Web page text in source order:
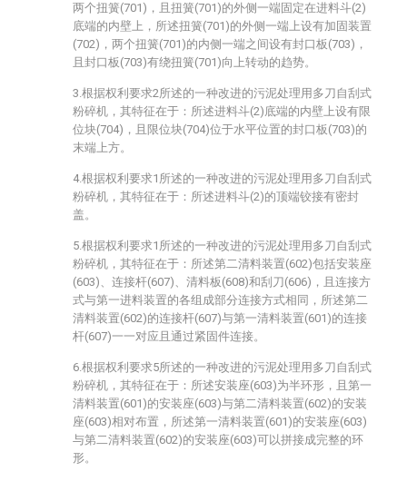
两个扭簧(701)，且扭簧(701)的外侧一端固定在进料斗(2)
底端的内壁上，所述扭簧(701)的外侧一端上设有加固装置
(702)，两个扭簧(701)的内侧一端之间设有封口板(703)，
且封口板(703)有绕扭簧(701)向上转动的趋势。
3.根据权利要求2所述的一种改进的污泥处理用多刀自刮式
粉碎机，其特征在于：所述进料斗(2)底端的内壁上设有限
位块(704)，且限位块(704)位于水平位置的封口板(703)的
末端上方。
4.根据权利要求1所述的一种改进的污泥处理用多刀自刮式
粉碎机，其特征在于：所述进料斗(2)的顶端铰接有密封
盖。
5.根据权利要求1所述的一种改进的污泥处理用多刀自刮式
粉碎机，其特征在于：所述第二清料装置(602)包括安装座
(603)、连接杆(607)、清料板(608)和刮刀(606)，且连接方
式与第一进料装置的各组成部分连接方式相同，所述第二
清料装置(602)的连接杆(607)与第一清料装置(601)的连接
杆(607)一一对应且通过紧固件连接。
6.根据权利要求5所述的一种改进的污泥处理用多刀自刮式
粉碎机，其特征在于：所述安装座(603)为半环形，且第一
清料装置(601)的安装座(603)与第二清料装置(602)的安装
座(603)相对布置，所述第一清料装置(601)的安装座(603)
与第二清料装置(602)的安装座(603)可以拼接成完整的环
形。